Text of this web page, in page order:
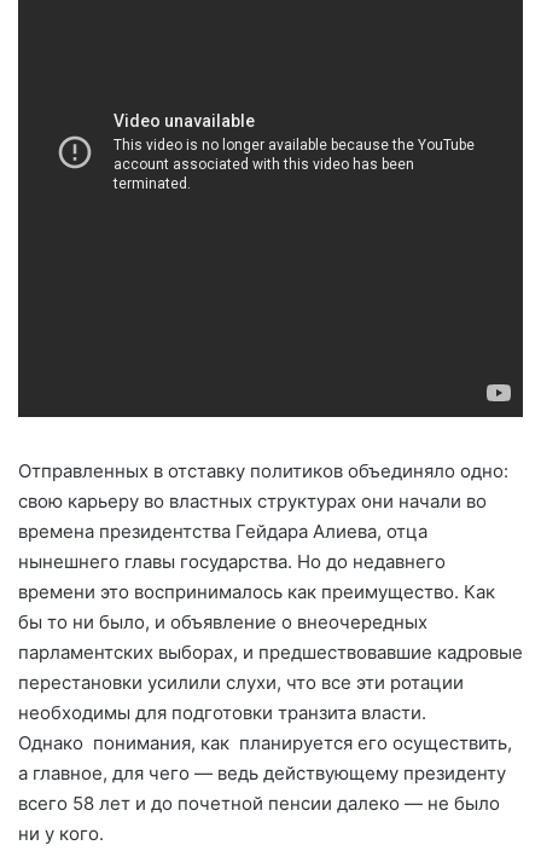
Отправленных в отставку политиков объединяло одно:
свою карьеру во властных структурах они начали во
времена президентства Гейдара Алиева, отца
нынешнего главы государства. Но до недавнего
времени это воспринималось как преимущество. Как
бы то ни было, и объявление о внеочередных
парламентских выборах, и предшествовавшие кадровые
перестановки усилили слухи, что все эти ротации
необходимы для подготовки транзита власти.
Однако понимания, как планируется его осуществить,
а главное, для чего — ведь действующему президенту
всего 58 лет и до почетной пенсии далеко — не было
ни у кого.